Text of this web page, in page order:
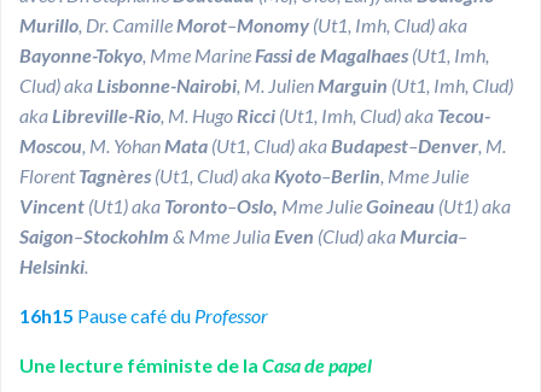
Murillo, Dr. CamilleMorot–Monomy (Ut1, Imh, Clud) aka
Bayonne-Tokyo, Mme MarineFassideMagalhaes (Ut1, Imh,
Clud) akaLisbonne-Nairobi, M. JulienMarguin (Ut1, Imh, Clud)
akaLibreville-Rio, M. HugoRicci (Ut1, Imh, Clud) aka Tecou-
Moscou, M. YohanMata (Ut1, Clud) akaBudapest–Denver, M.
FlorentTagnères (Ut1, Clud) akaKyoto–Berlin, Mme Julie
Vincent (Ut1) aka Toronto–Oslo, Mme JulieGoineau (Ut1) aka
Saigon–Stockohlm & Mme JuliaEven (Clud) akaMurcia–
Helsinki.
16h15 Pause café du Professor
Une lecture féministe de la Casa de papel